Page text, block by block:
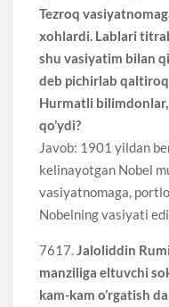
Tezroq
xohlardi. Lablari
shu vasiyatim bilan
deb pichirlab qaltiroq
Hurmatli
qo’ydi?
Javob: 1901 yildan
kelinayotgan Nobel
vasiyatnomaga,
Nobelning vasiyati edi.
7617. Jaloliddin
manziliga eltuvchi
kam-kam o’rgatish